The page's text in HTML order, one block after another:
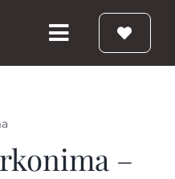
Toggle
Navigation
–